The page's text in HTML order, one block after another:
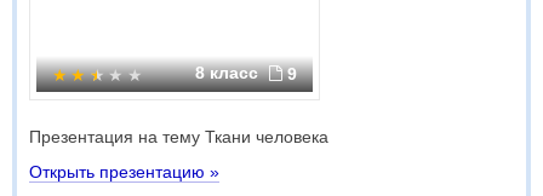
8 класс 9
Презентация на тему Ткани человека
Открыть презентацию »